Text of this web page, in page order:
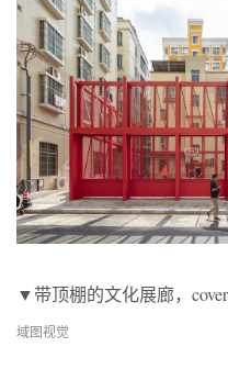
▼带顶棚的文化展廊，
域图视觉